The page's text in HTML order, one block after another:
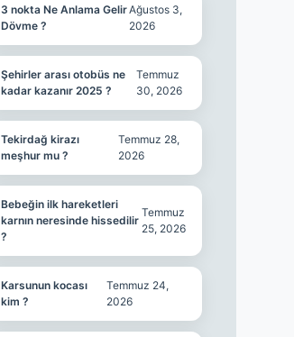
3 nokta Ne Anlama Gelir
Dövme ?
Ağustos 3,
2026
Şehirler arası otobüs ne
kadar kazanır 2025 ?
Temmuz
30, 2026
Tekirdağ kirazı
meşhur mu ?
Temmuz 28,
2026
Bebeğin ilk hareketleri
karnın neresinde hissedilir
?
Temmuz
25, 2026
Karsunun kocası
kim ?
Temmuz 24,
2026